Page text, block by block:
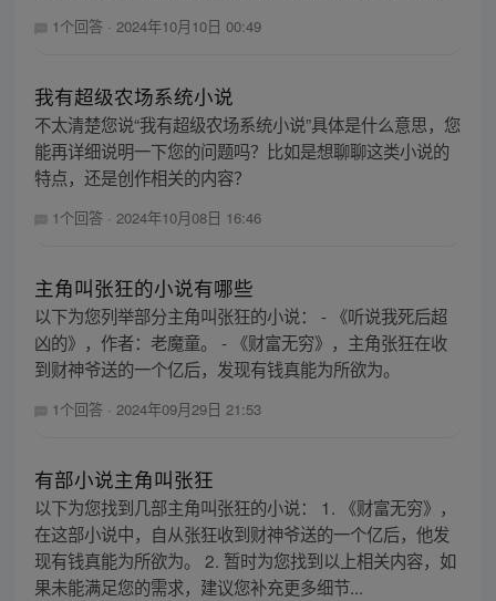
1个回答 · 2024年10月10日 00:49
我有超级农场系统小说
不太清楚您说“我有超级农场系统小说”具体是什么意思，您
能再详细说明一下您的问题吗？比如是想聊聊这类小说的
特点，还是创作相关的内容？
1个回答 · 2024年10月08日 16:46
主角叫张狂的小说有哪些
以下为您列举部分主角叫张狂的小说： - 《听说我死后超
凶的》，作者：老魔童。 - 《财富无穷》，主角张狂在收
到财神爷送的一个亿后，发现有钱真能为所欲为。
1个回答 · 2024年09月29日 21:53
有部小说主角叫张狂
以下为您找到几部主角叫张狂的小说： 1. 《财富无穷》，
在这部小说中，自从张狂收到财神爷送的一个亿后，他发
现有钱真能为所欲为。 2. 暂时为您找到以上相关内容，如
果未能满足您的需求，建议您补充更多细节...